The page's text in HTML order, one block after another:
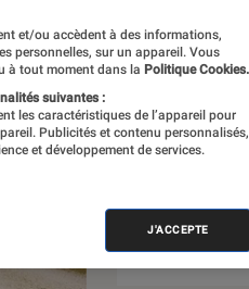
Sélection
et/ou accèdent à des informations,
personnelles, sur un appareil. Vous
à tout moment dans la Politique Cookies.
suivantes :
les caractéristiques de l’appareil pour
Publicités et contenu personnalisés,
et développement de services.
J'ACCEPTE